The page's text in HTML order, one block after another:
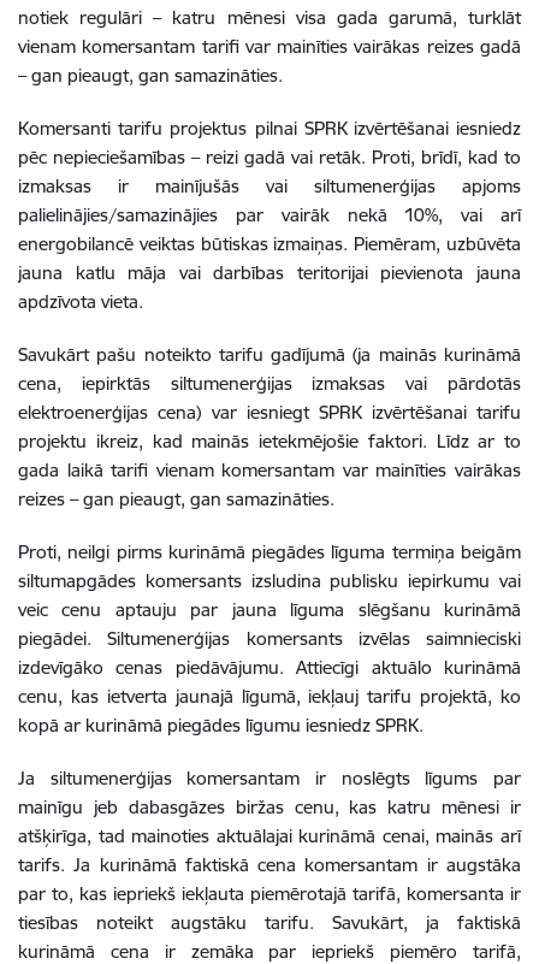
notiek regulāri – katru mēnesi visa gada garumā, turklāt
vienam komersantam tarifi var mainīties vairākas reizes gadā
– gan pieaugt, gan samazināties.
Komersanti tarifu projektus pilnai SPRK izvērtēšanai iesniedz
pēc nepieciešamības – reizi gadā vai retāk. Proti, brīdī, kad to
izmaksas ir mainījušās vai siltumenerģijas apjoms
palielinājies/samazinājies par vairāk nekā 10%, vai arī
energobilancē veiktas būtiskas izmaiņas. Piemēram, uzbūvēta
jauna katlu māja vai darbības teritorijai pievienota jauna
apdzīvota vieta.
Savukārt pašu noteikto tarifu gadījumā (ja mainās kurināmā
cena, iepirktās siltumenerģijas izmaksas vai pārdotās
elektroenerģijas cena) var iesniegt SPRK izvērtēšanai tarifu
projektu ikreiz, kad mainās ietekmējošie faktori. Līdz ar to
gada laikā tarifi vienam komersantam var mainīties vairākas
reizes – gan pieaugt, gan samazināties.
Proti, neilgi pirms kurināmā piegādes līguma termiņa beigām
siltumapgādes komersants izsludina publisku iepirkumu vai
veic cenu aptauju par jauna līguma slēgšanu kurināmā
piegādei. Siltumenerģijas komersants izvēlas saimnieciski
izdevīgāko cenas piedāvājumu. Attiecīgi aktuālo kurināmā
cenu, kas ietverta jaunajā līgumā, iekļauj tarifu projektā, ko
kopā ar kurināmā piegādes līgumu iesniedz SPRK.
Ja siltumenerģijas komersantam ir noslēgts līgums par
mainīgu jeb dabasgāzes biržas cenu, kas katru mēnesi ir
atšķirīga, tad mainoties aktuālajai kurināmā cenai, mainās arī
tarifs. Ja kurināmā faktiskā cena komersantam ir augstāka
par to, kas iepriekš iekļauta piemērotajā tarifā, komersanta ir
tiesības noteikt augstāku tarifu. Savukārt, ja faktiskā
kurināmā cena ir zemāka par iepriekš piemēro tarifā,